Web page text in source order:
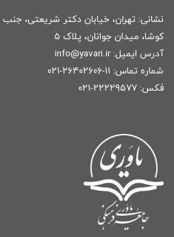
کوشا، میدان جوانان، پلاک ۵
آدرس ایمیل: info@yavari.ir
شماره تماس: ۱۱-۲۶۴۰۲۶۰۶-۰۲۱
فکس: ۲۲۲۲۹۵۷۷-۰۲۱